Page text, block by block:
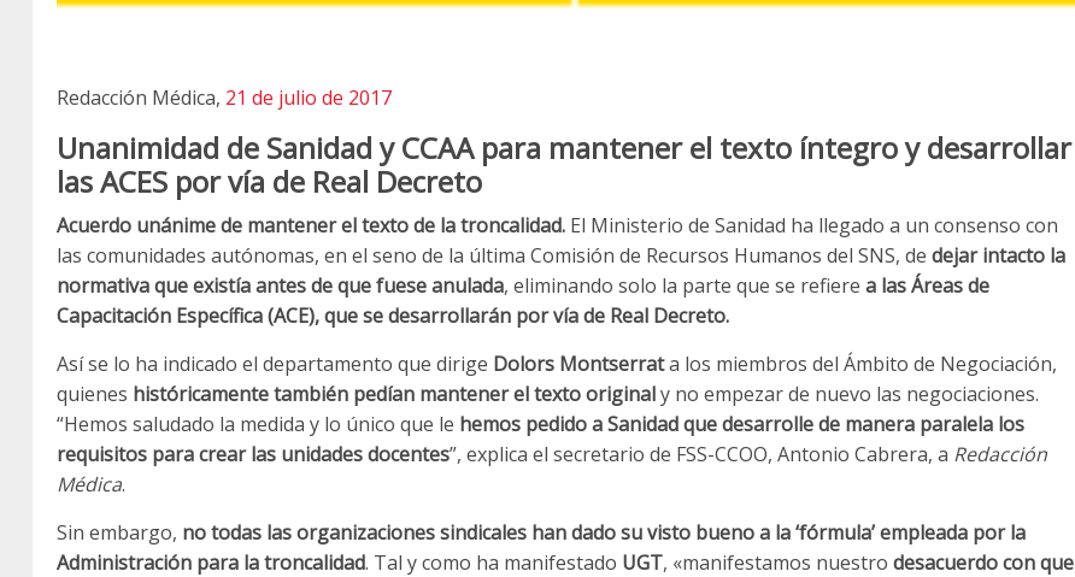
Redacción Médica, 21 de julio de 2017
Unanimidad de Sanidad y CCAA para mantener el texto íntegro y desarrollar
las ACES por vía de Real Decreto
Acuerdo unánime de mantener el texto de la troncalidad. El Ministerio de Sanidad ha llegado a un consenso con
las comunidades autónomas, en el seno de la última Comisión de Recursos Humanos del SNS, de dejar intacto la
normativa que existía antes de que fuese anulada, eliminando solo la parte que se refiere a las Áreas de
Capacitación Específica (ACE), que se desarrollarán por vía de Real Decreto.
Así se lo ha indicado el departamento que dirige Dolors Montserrata los miembros del Ámbito de Negociación,
quienes históricamente también pedían mantener el texto originaly no empezar de nuevo las negociaciones.
“Hemos saludado la medida y lo único que le hemos pedido a Sanidad que desarrolle de manera paralela los
requisitos para crear las unidades docentes”, explica el secretario de FSS-CCOO, Antonio Cabrera, a Redacción
Médica.
Sin embargo, no todas las organizaciones sindicales han dado su visto bueno a la ‘fórmula’ empleada por la
Administración para la troncalidad. Tal y como ha manifestado UGT, «manifestamos nuestro desacuerdo con que